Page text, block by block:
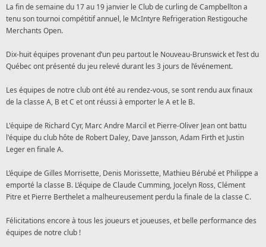
La fin de semaine du 17 au 19 janvier le Club de curling de Campbellton a
tenu son tournoi compétitif annuel, le McIntyre Refrigeration Restigouche
Merchants Open.
Dix-huit équipes provenant d’un peu partout le Nouveau-Brunswick et l’est du
Québec ont présenté du jeu relevé durant les 3 jours de l’événement.
Les équipes de notre club ont été au rendez-vous, se sont rendu aux finaux
de la classe A, B et C et ont réussi à emporter le A et le B.
L'équipe de Richard Cyr, Marc Andre Marcil et Pierre-Oliver Jean ont battu
l'équipe du club hôte de Robert Daley, Dave Jansson, Adam Firth et Justin
Leger en finale A.
L’équipe de Gilles Morrisette, Denis Morissette, Mathieu Bérubé et Philippea
emporté la classe B. L’équipe de Claude Cumming, Jocelyn Ross, Clément
Pitre et Pierre Berthelet a malheureusement perdu la finale de la classe C.
Félicitations encore à tous les joueurs et joueuses, et belle performance des
équipes de notre club !